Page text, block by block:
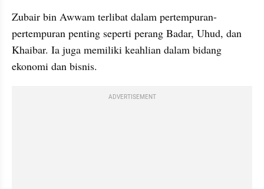
Zubair bin Awwam terlibat dalam pertempuran-
pertempuran penting seperti perang Badar, Uhud, dan
Khaibar. Ia juga memiliki keahlian dalam bidang
ekonomi dan bisnis.
ADVERTISEMENT